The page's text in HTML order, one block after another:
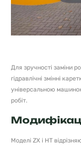
Для зручності заміни
гідравлічні змінні
універсальною
робіт.
Моделі ZX і HT